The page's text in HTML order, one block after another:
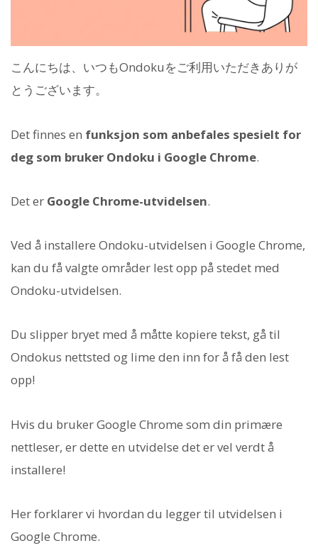
こんにちは、いつもOndokuをご利用いただきありが
とうございます。
Det finnes en funksjon som anbefales spesielt for
deg som bruker Ondoku i Google Chrome.
Det er Google Chrome-utvidelsen.
Ved å installere Ondoku-utvidelsen i Google Chrome,
kan du få valgte områder lest opp på stedet med
Ondoku-utvidelsen.
Du slipper bryet med å måtte kopiere tekst, gå til
Ondokus nettsted og lime den inn for å få den lest
opp!
Hvis du bruker Google Chrome som din primære
nettleser, er dette en utvidelse det er vel verdt å
installere!
Her forklarer vi hvordan du legger til utvidelsen i
Google Chrome.